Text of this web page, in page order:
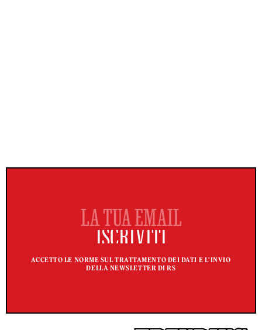
ACCETTO LE NORME SUL TRATTAMENTO DEI DATI E L'INVIO
DELLA NEWSLETTER DI RS